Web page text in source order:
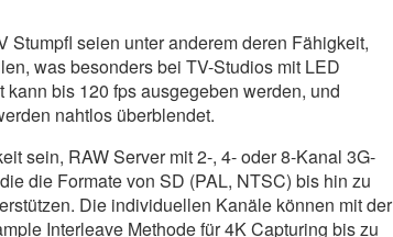
Stumpfl seien unter anderem deren Fähigkeit,
was besonders bei TV-Studios mit LED
bis 120 fps ausgegeben werden, und
nahtlos überblendet.
sein, RAW Server mit 2-, 4- oder 8-Kanal 3G-
die Formate von SD (PAL, NTSC) bis hin zu
Die individuellen Kanäle können mit der
Interleave Methode für 4K Capturing bis zu